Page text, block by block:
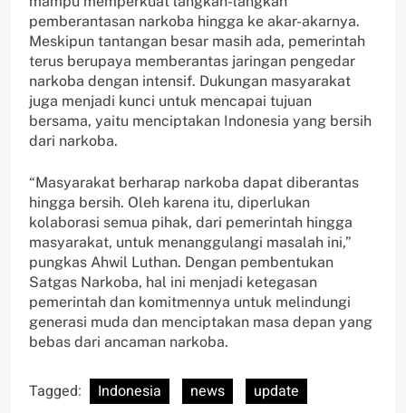
pemberantasan narkoba hingga ke akar-akarnya.
Meskipun tantangan besar masih ada, pemerintah
terus berupaya memberantas jaringan pengedar
narkoba dengan intensif. Dukungan masyarakat
juga menjadi kunci untuk mencapai tujuan
bersama, yaitu menciptakan Indonesia yang bersih
dari narkoba.
“Masyarakat berharap narkoba dapat diberantas
hingga bersih. Oleh karena itu, diperlukan
kolaborasi semua pihak, dari pemerintah hingga
masyarakat, untuk menanggulangi masalah ini,”
pungkas Ahwil Luthan. Dengan pembentukan
Satgas Narkoba, hal ini menjadi ketegasan
pemerintah dan komitmennya untuk melindungi
generasi muda dan menciptakan masa depan yang
bebas dari ancaman narkoba.
Tagged: Indonesia news update